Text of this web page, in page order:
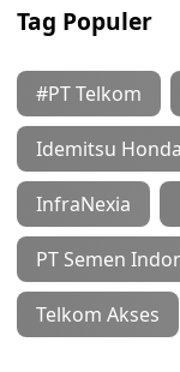
Tag Populer
#PT Telkom
Idemitsu
InfraNexia
PT Semen
Telkom Akses